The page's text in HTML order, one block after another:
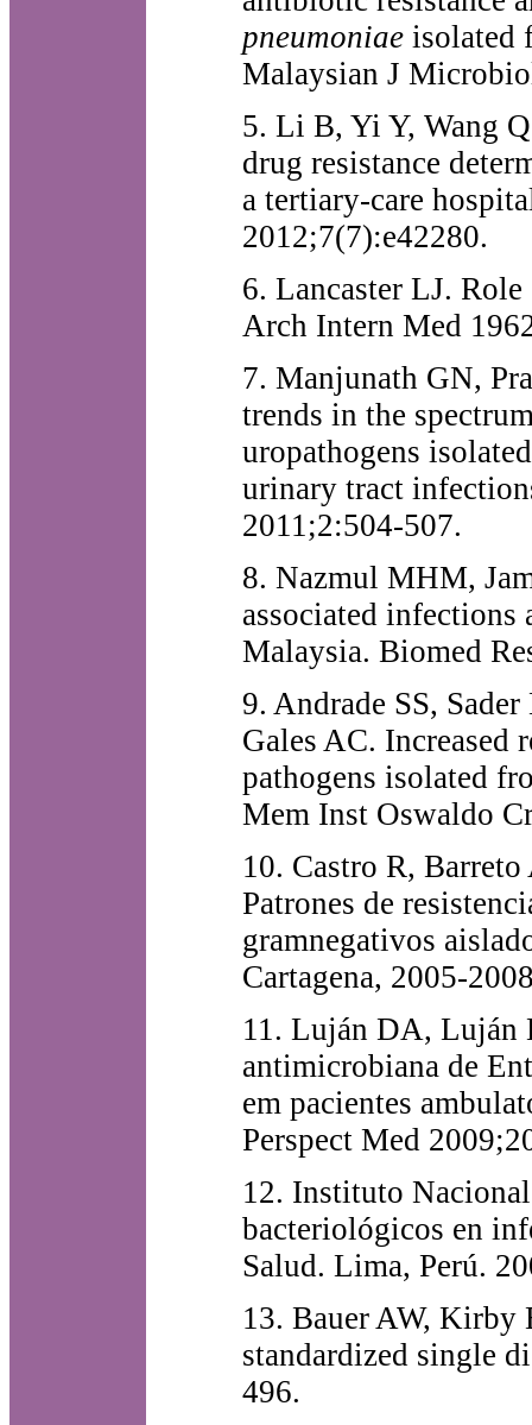
pneumoniae isolated
Malaysian J
5. Li B, Yi Y, Wang
drug resistance
a tertiary-care
2012;7(7):e42280.
6. Lancaster LJ.
Arch Intern Med
7. Manjunath GN,
trends in the
uropathogens
urinary tract
2011;2:504-507.
8. Nazmul MHM,
associated
Malaysia. Biomed
9. Andrade SS,
Gales AC. Increased
pathogens isolated
Mem Inst Oswaldo
10. Castro R,
Patrones de
gramnegativos
Cartagena, 2005-
11. Luján DA, Luján
antimicrobiana de
em pacientes
Perspect Med
12. Instituto
bacteriológicos en
Salud. Lima, Perú.
13. Bauer AW,
standardized single
496.